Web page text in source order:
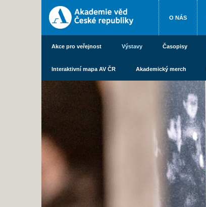
O NÁS
Akce pro veřejnost Výstavy Časopisy
Interaktivní mapa AV ČR Akademický merch